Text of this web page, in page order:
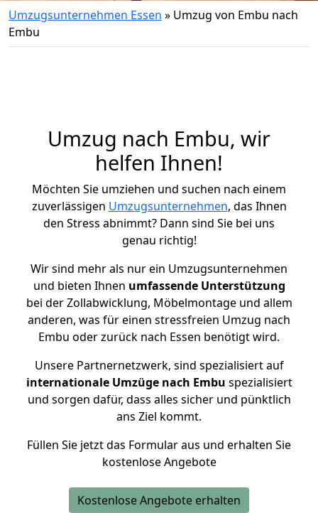
Umzugsunternehmen Essen » Umzug von Embu nach
Embu
Umzug nach Embu, wir
helfen Ihnen!
Möchten Sie umziehen und suchen nach einem
zuverlässigen Umzugsunternehmen, das Ihnen
den Stress abnimmt? Dann sind Sie bei uns
genau richtig!
Wir sind mehr als nur ein Umzugsunternehmen
und bieten Ihnen umfassende Unterstützung
bei der Zollabwicklung, Möbelmontage und allem
anderen, was für einen stressfreien Umzug nach
Embu oder zurück nach Essen benötigt wird.
Unsere Partnernetzwerk, sind spezialisiert auf
internationale Umzüge nach Embu spezialisiert
und sorgen dafür, dass alles sicher und pünktlich
ans Ziel kommt.
Füllen Sie jetzt das Formular aus und erhalten Sie
kostenlose Angebote
Kostenlose Angebote erhalten